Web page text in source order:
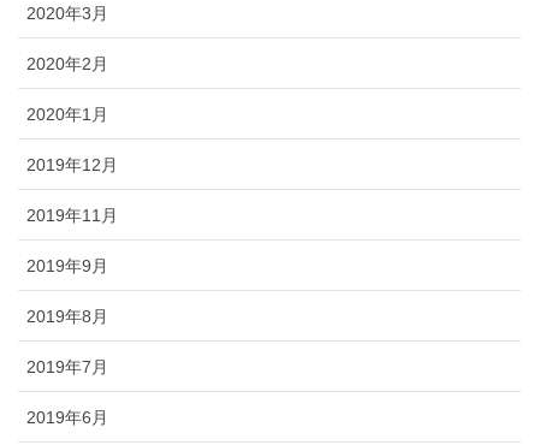
2020年3月
2020年2月
2020年1月
2019年12月
2019年11月
2019年9月
2019年8月
2019年7月
2019年6月